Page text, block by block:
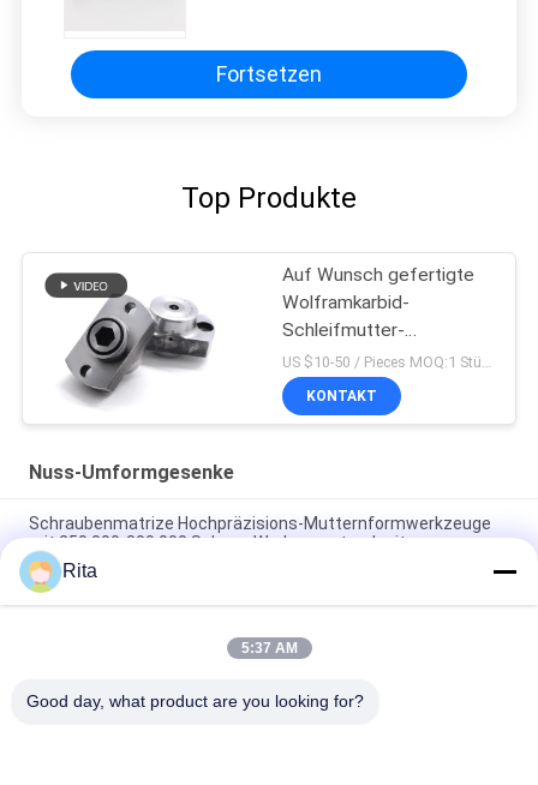
Verbindungselementen
Fortsetzen
Top Produkte
Auf Wunsch gefertigte
Wolframkarbid-
Schleifmutter-
Schmiede-SchleifmutterUS $10-50 / Pieces MOQ:1 Stück/Stück
KONTAKT
Nuss-Umformgesenke
Schraubenmatrize Hochpräzisions-Mutternformwerkzeuge
mit 250.000-300.000 Schuss Werkzeugstandzeit
Hex-Wolframkarbid-Nuss-Form-Die, individuell angepasste
Größe, ISO9001 zugelassen
Karbid-Nuss-Formierungsschläger hohe Genauigkeit niedriger
Rita
5:37 AM
Good day, what product are you looking for?